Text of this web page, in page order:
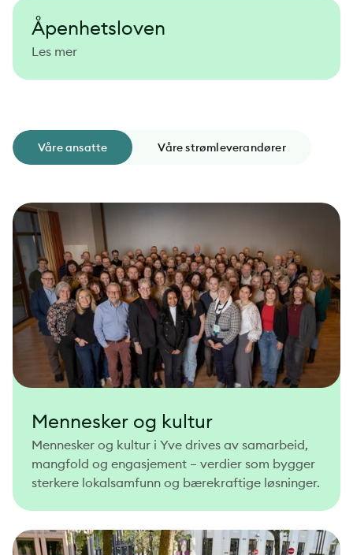
Åpenhetsloven
Les mer
Våre ansatte Våre strømleverandører
Mennesker og kultur
Mennesker og kultur i Yve drives av samarbeid,
mangfold og engasjement – verdier som bygger
sterkere lokalsamfunn og bærekraftige løsninger.